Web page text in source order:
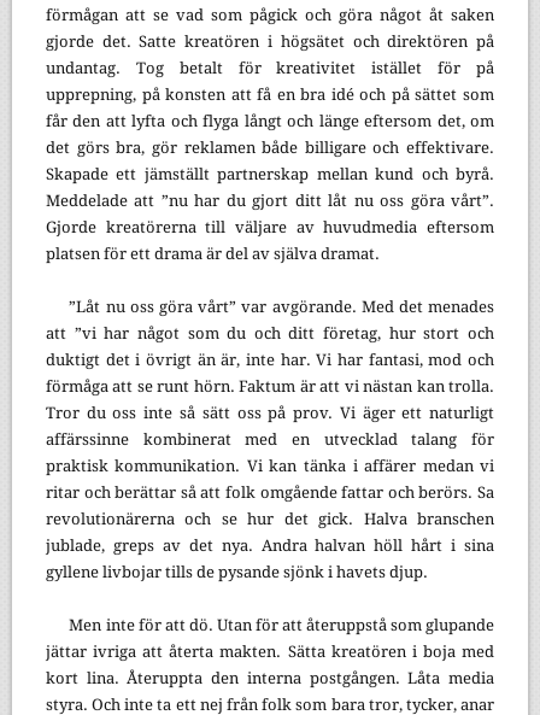
förmågan att se vad som pågick och göra något åt saken
gjorde det. Satte kreatören i högsätet och direktören på
undantag. Tog betalt för kreativitet istället för på
upprepning, på konsten att få en bra idé och på sättet som
får den att lyfta och flyga långt och länge eftersom det, om
det görs bra, gör reklamen både billigare och effektivare.
Skapade ett jämställt partnerskap mellan kund och byrå.
Meddelade att ”nu har du gjort ditt låt nu oss göra vårt”.
Gjorde kreatörerna till väljare av huvudmedia eftersom
platsen för ett drama är del av själva dramat.
”Låt nu oss göra vårt” var avgörande. Med det menades
att ”vi har något som du och ditt företag, hur stort och
duktigt det i övrigt än är, inte har. Vi har fantasi, mod och
förmåga att se runt hörn. Faktum är att vi nästan kan trolla.
Tror du oss inte så sätt oss på prov. Vi äger ett naturligt
affärssinne kombinerat med en utvecklad talang för
praktisk kommunikation. Vi kan tänka i affärer medan vi
ritar och berättar så att folk omgående fattar och berörs. Sa
revolutionärerna och se hur det gick. Halva branschen
jublade, greps av det nya. Andra halvan höll hårt i sina
gyllene livbojar tills de pysande sjönk i havets djup.
Men inte för att dö. Utan för att återuppstå som glupande
jättar ivriga att återta makten. Sätta kreatören i boja med
kort lina. Återuppta den interna postgången. Låta media
styra. Och inte ta ett nej från folk som bara tror, tycker, anar